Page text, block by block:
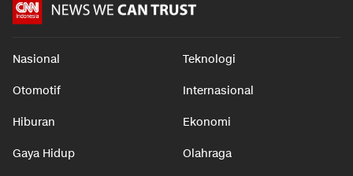
Nasional Teknologi
Otomotif Internasional
Hiburan Ekonomi
Gaya Hidup Olahraga